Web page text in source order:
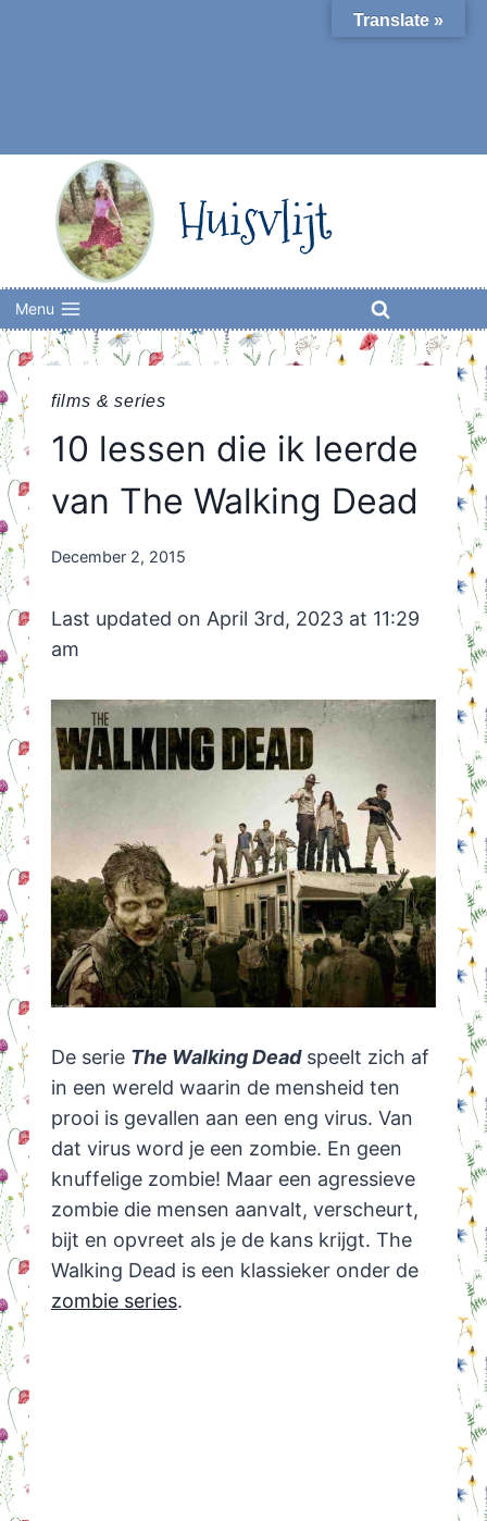
Huisvlijt
Menu
films & series
10 lessen die ik leerde
van The Walking Dead
By
December 2, 2015
Last updated on April 3rd, 2023 at 11:29
am
De serie The Walking Deadspeelt zich af
in een wereld waarin de mensheid ten
prooi is gevallen aan een eng virus. Van
dat virus word je een zombie. En geen
knuffelige zombie! Maar een agressieve
zombie die mensen aanvalt, verscheurt,
bijt en opvreet als je de kans krijgt. The
Walking Dead is een klassieker onder de
zombie series.
Translate »